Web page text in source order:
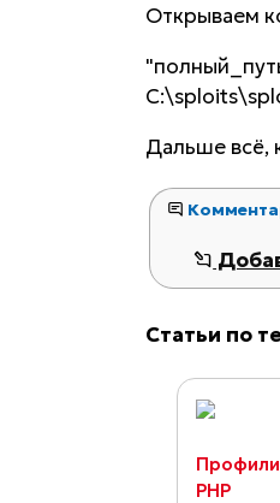
Открываем
Дальше всё,
Статьи по
PHP